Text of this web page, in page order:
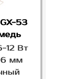
53
12 Вт
мм